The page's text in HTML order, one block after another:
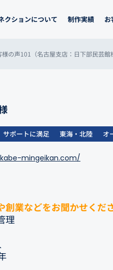
クションについて 制作実績 お
様の声101（名古屋支店：日下部民芸館
サポートに満足 東海・北陸 オ
mingeikan.com/
業などをお聞かせくださ
理